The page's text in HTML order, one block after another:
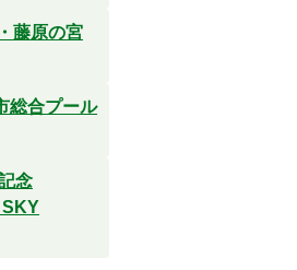
藤原の宮
総合プール
念
SKY